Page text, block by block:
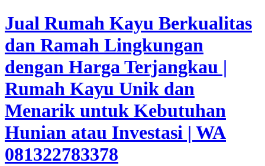
Jual Rumah Kayu Berkualitas
dan Ramah Lingkungan
dengan Harga Terjangkau |
Rumah Kayu Unik dan
Menarik untuk Kebutuhan
Hunian atau Investasi | WA
081322783378